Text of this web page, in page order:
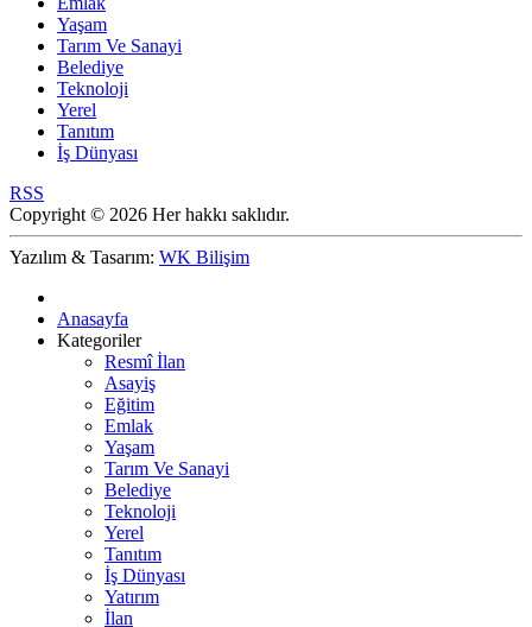
Yaşam
Tarım Ve Sanayi
Belediye
Teknoloji
Yerel
Tanıtım
İş Dünyası
RSS
Copyright © 2026 Her hakkı saklıdır.
Yazılım & Tasarım: WK Bilişim
Anasayfa
Kategoriler
Resmî İlan
Asayiş
Eğitim
Emlak
Yaşam
Tarım Ve Sanayi
Belediye
Teknoloji
Yerel
Tanıtım
İş Dünyası
Yatırım
İlan